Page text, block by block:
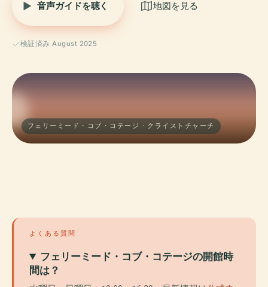
音声ガイドを聴く 地図を見る
検証済み August 2025
フェリーミード・コブ・コテージ · クライストチャーチ
よくある質問
フェリーミード・コブ・コテージの開館時
間は？